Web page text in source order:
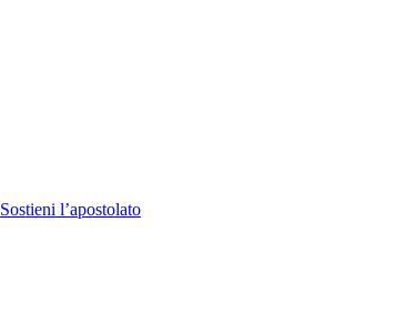
Sostieni l’apostolato